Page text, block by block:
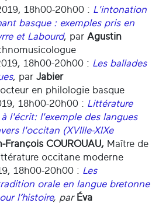
18h00-20h00 : L'intonation
basque : exemples pris en
et Labourd, par Agustin
18h00-20h00 : Les ballades
, par Jabier
en philologie basque
18h00-20h00 : Littérature
l'écrit: l'exemple des langues
l'occitan (XVIIIe-XIXe
François COUROUAU, Maître de
occitane moderne
18h00-20h00 : Les
orale en langue bretonne
l’histoire, par Éva